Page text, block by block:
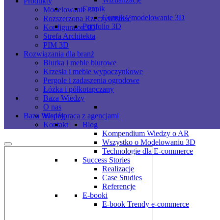
Cennik
Cennik - modelowanie 3D
Portfolio 3D
Baza Wiedzy
Blog
Kompendium Wiedzy o AR
Wszystko o Modelowaniu 3D
Technologie dla E-commerce
Success Stories
Realizacje
Case Studies
Referencje
E-booki
E-book Trendy e-commerce
Modelowanie 3D
Rozszerzona Rzeczywistość
Konfigurator 3D
Strefa Architekta
PIM 3D
Rozwiązania dla branż
Biurka i meble biurowe
Krzesła i meble wypoczynkowe
Pergole i zadaszenia ogrodowe
Łóżka i półkotapczany
Baza Wiedzy
O nas
Współpraca z agencjami
Kontakt